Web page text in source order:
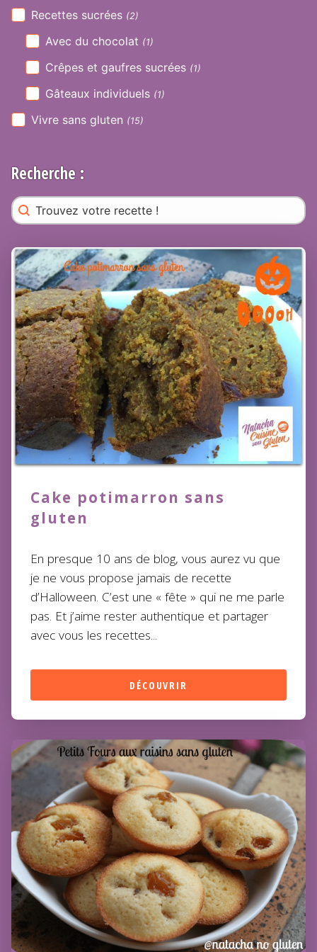
Recettes sucrées (2)
Avec du chocolat (1)
Crêpes et gaufres sucrées (1)
Gâteaux individuels (1)
Vivre sans gluten (15)
Recherche :
Search
Rechercher
Cake potimarron sans
gluten
En presque 10 ans de blog, vous aurez vu que
je ne vous propose jamais de recette
d’Halloween. C’est une « fête » qui ne me parle
pas. Et j’aime rester authentique et partager
avec vous les recettes...
DÉCOUVRIR